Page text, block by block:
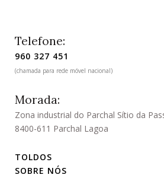
Telefone:
960 327 451
(chamada para rede móvel nacional)
Morada:
Zona industrial do Parchal Sítio da
8400-611 Parchal Lagoa
TOLDOS
SOBRE NÓS